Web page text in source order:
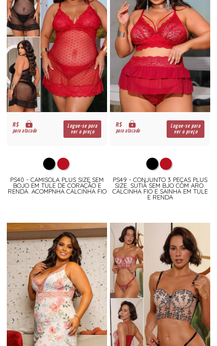
R$
para atacado
Logue-se para
ver o preço
PS40 - CAMISOLA PLUS SIZE SEM
BOJO EM TULE DE CORAÇÃO E
RENDA. ACOMPNHA CALCINHA FIO
R$
para atacado
Logue-se para
ver o preço
PS49 - CONJUNTO 3 PEÇAS PLUS
SIZE. SUTIÃ SEM BJO COM ARO.
CALCINHA FIO E SAINHA EM TULE
E RENDA